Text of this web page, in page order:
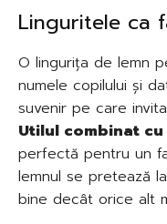
Linguritele ca
O lingurița de lemn
numele copilului și
suvenir pe care
Utilul combinat
perfectă pentru un
lemnul se pretează
bine decât orice alt